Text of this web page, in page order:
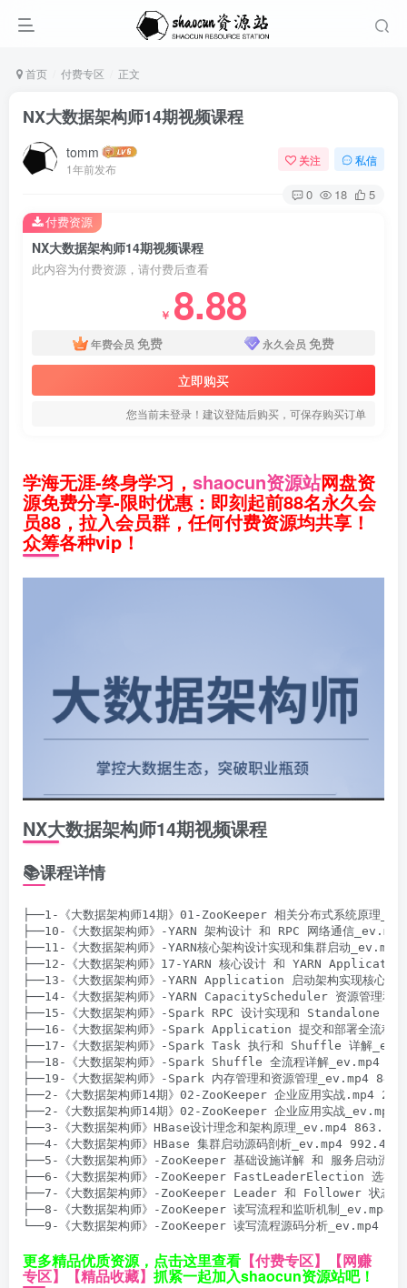
首页 付费专区 正文
NX大数据架构师14期视频课程
tomm
1年前发布
关注 私信
0 18 5
NX大数据架构师14期视频课程
此内容为付费资源，请付费后查看
￥ 8.88
年费会员 免费 永久会员 免费
立即购买
您当前未登录！建议登陆后购买，可保存购买订单
付费资源
学海无涯-终身学习， shaocun资源站网盘资
源免费分享-限时优惠：即刻起前88名永久会
员88，拉入会员群，任何付费资源均共享！
众筹各种vip！
NX大数据架构师14期视频课程
📚课程详情
├──1-《大数据架构师14期》01-ZooKeeper 相关分布式系统原理
├──10-《大数据架构师》-YARN 架构设计 和 RPC 网络通信
├──11-《大数据架构师》-YARN核心架构设计实现和集群启动
├──12-《大数据架构师》17-YARN 核心设计 和 YARN
├──13-《大数据架构师》-YARN Application 启动架构实现核心设
├──14-《大数据架构师》-YARN CapacityScheduler 资源管理和
├──15-《大数据架构师》-Spark RPC 设计实现和 Standalone 集
├──16-《大数据架构师》-Spark Application 提交和部署全流程
├──17-《大数据架构师》-Spark Task 执行和 Shuffle 详解
├──18-《大数据架构师》-Spark Shuffle 全流程详解_ev.mp4
├──19-《大数据架构师》-Spark 内存管理和资源管理_ev.mp4
├──2-《大数据架构师14期》02-ZooKeeper 企业应用实战.mp4
├──2-《大数据架构师14期》02-ZooKeeper 企业应用实战_ev.mp4
├──3-《大数据架构师》HBase设计理念和架构原理_ev.mp4 863.27M
├──4-《大数据架构师》HBase 集群启动源码剖析_ev.mp4 992.46M
├──5-《大数据架构师》-ZooKeeper 基础设施详解 和 服务启动流
├──6-《大数据架构师》-ZooKeeper FastLeaderElection 选举
├──7-《大数据架构师》-ZooKeeper Leader 和 Follower 状态
├──8-《大数据架构师》-ZooKeeper 读写流程和监听机制_ev.mp4
└──9-《大数据架构师》-ZooKeeper 读写流程源码分析_ev.mp4
更多精品优质资源，点击这里查看 【付费专区】 【网赚
专区】 【精品收藏】 抓紧一起加入shaocun资源站吧！